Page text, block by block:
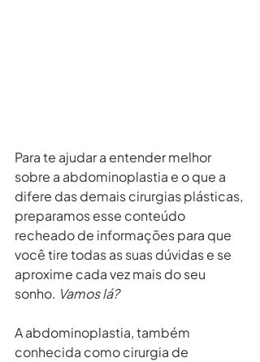
Para te ajudar a entender melhor
sobre a abdominoplastia e o que a
difere das demais cirurgias plásticas,
preparamos esse conteúdo
recheado de informações para que
você tire todas as suas dúvidas e se
aproxime cada vez mais do seu
sonho. Vamos lá?
A abdominoplastia, também
conhecida como cirurgia de